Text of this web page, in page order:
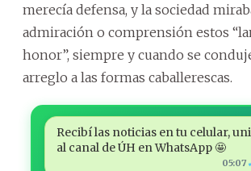
merecía defensa, y la sociedad
admiración o comprensión estos
honor”, siempre y cuando se
arreglo a las formas caballerescas.
Recibí las noticias en tu celular,
al canal de ÚH en WhatsApp 🤩
05:07